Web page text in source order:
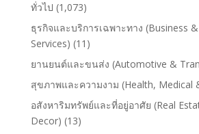
ทั่วไป (1,073)
ธุรกิจและบริการเฉพาะทาง (Business
Services) (11)
ยานยนต์และขนส่ง (Automotive &
สุขภาพและความงาม (Health, Medical
อสังหาริมทรัพย์และที่อยู่อาศัย (Real
Decor) (13)